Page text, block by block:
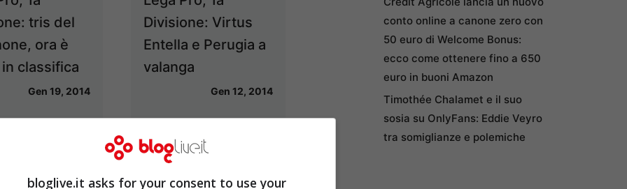
tris del
ora è
classifica
Gen 19, 2014
Divisione: Virtus
Entella e Perugia a
valanga
Gen 12, 2014
1a
conto online a canone zero con
50 euro di Welcome Bonus:
ecco come ottenere fino a 650
euro in buoni Amazon
Timothée Chalamet e il suo
sosia su OnlyFans: Eddie Veyro
tra somiglianze e polemiche
bloglive.it asks for your consent to use your